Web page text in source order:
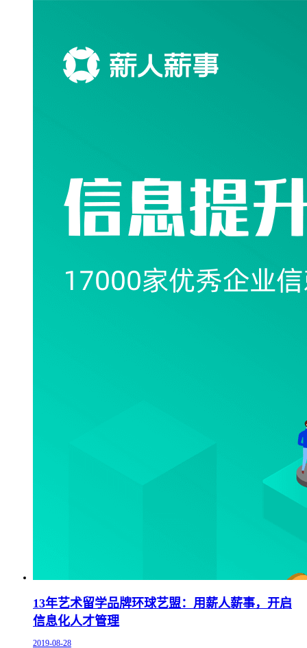
13年艺术留学品牌环球艺盟：用薪人薪事，开启
信息化人才管理
2019-08-28